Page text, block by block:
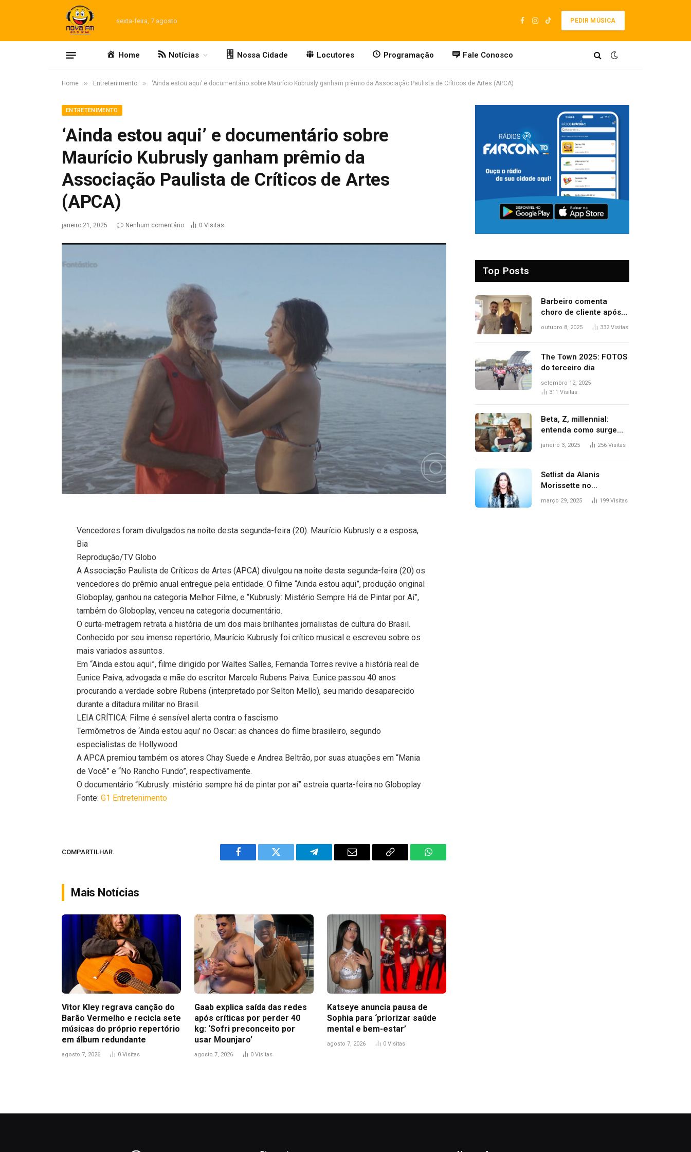
sexta-feira, 7 agosto
Facebook
Instagram
TikTok
PEDIR MÚSICA
Home Notícias Nossa Cidade Locutores Programação Fale Conosco
Home » Entretenimento » ‘Ainda estou aqui’ e documentário sobre Maurício Kubrusly ganham prêmio da Associação Paulista de Críticos de Artes (APCA)
ENTRETENIMENTO
‘Ainda estou aqui’ e documentário sobre
Maurício Kubrusly ganham prêmio da
Associação Paulista de Críticos de Artes
(APCA)
janeiro 21, 2025 Nenhum comentário 0 Visitas
Vencedores foram divulgados na noite desta segunda-feira (20). Maurício Kubrusly e a esposa,
Bia
Reprodução/TV Globo
A Associação Paulista de Críticos de Artes (APCA) divulgou na noite desta segunda-feira (20) os
vencedores do prêmio anual entregue pela entidade. O filme “Ainda estou aqui”, produção original
Globoplay, ganhou na categoria Melhor Filme, e “Kubrusly: Mistério Sempre Há de Pintar por Aí”,
também do Globoplay, venceu na categoria documentário.
O curta-metragem retrata a história de um dos mais brilhantes jornalistas de cultura do Brasil.
Conhecido por seu imenso repertório, Maurício Kubrusly foi crítico musical e escreveu sobre os
mais variados assuntos.
Em “Ainda estou aqui”, filme dirigido por Waltes Salles, Fernanda Torres revive a história real de
Eunice Paiva, advogada e mãe do escritor Marcelo Rubens Paiva. Eunice passou 40 anos
procurando a verdade sobre Rubens (interpretado por Selton Mello), seu marido desaparecido
durante a ditadura militar no Brasil.
LEIA CRÍTICA: Filme é sensível alerta contra o fascismo
Termômetros de ‘Ainda estou aqui’ no Oscar: as chances do filme brasileiro, segundo
especialistas de Hollywood
A APCA premiou também os atores Chay Suede e Andrea Beltrão, por suas atuações em “Mania
de Você” e “No Rancho Fundo”, respectivamente.
O documentário “Kubrusly: mistério sempre há de pintar por aí” estreia quarta-feira no Globoplay
Fonte:G1 Entretenimento
COMPARTILHAR.
Facebook Twitter Telegram Email
Copy
WhatsApp
Mais Notícias
Vitor Kley regrava canção do
Barão Vermelho e recicla sete
músicas do próprio repertório
em álbum redundante
agosto 7, 2026 0 Visitas
Gaab explica saída das redes
após críticas por perder 40
kg: ‘Sofri preconceito por
usar Mounjaro’
agosto 7, 2026 0 Visitas
Katseye anuncia pausa de
Sophia para ‘priorizar saúde
mental e bem-estar’
agosto 7, 2026 0 Visitas
Top Posts
Barbeiro comenta
choro de cliente após
despedida e explica
tantas pessoas’
outubro 8, 2025 332Visitas
The Town 2025: FOTOS
do terceiro dia
setembro 12, 2025
311 Visitas
Beta, Z, millennial:
entenda como surgem
as gerações
janeiro 3, 2025 256 Visitas
Setlist da Alanis
Morissette no
Lollapalooza: veja
março 29, 2025 199 Visitas